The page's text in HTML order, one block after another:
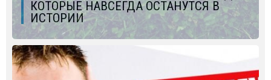
КОТОРЫЕ НАВСЕГДА ОСТАНУТСЯ В
ИСТОРИИ